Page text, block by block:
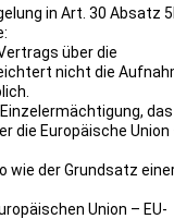
in Art. 30 Absatz
über die
nicht die
das
die Europäische Union
wie der Grundsatz
Union – EU-